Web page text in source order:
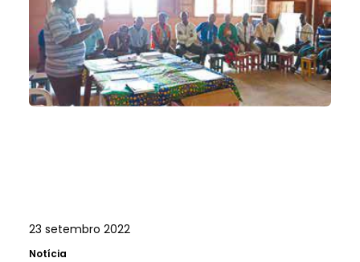
23 setembro 2022
Notícia